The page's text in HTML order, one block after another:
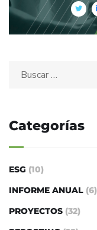
Categorías
ESG (10)
INFORME ANUAL (6)
PROYECTOS (32)